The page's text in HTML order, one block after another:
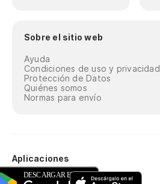
Sobre el sitio web
Ayuda
Condiciones de uso y privacidad
Protección de Datos
Quiénes somos
Normas para envío
Aplicaciones